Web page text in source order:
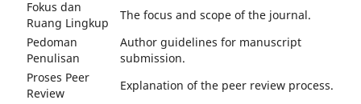
Fokus dan
Ruang Lingkup
The focus and scope of the journal.
Pedoman
Penulisan
Author guidelines for manuscript
submission.
Proses Peer
Review
Explanation of the peer review process.